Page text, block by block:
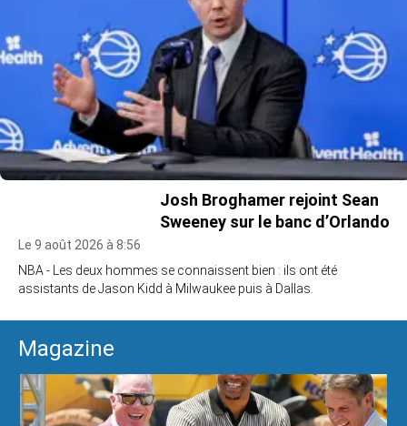
Josh Broghamer rejoint Sean
Sweeney sur le banc d’Orlando
Le 9 août 2026 à 8:56
NBA - Les deux hommes se connaissent bien : ils ont été
assistants de Jason Kidd à Milwaukee puis à Dallas.
Magazine